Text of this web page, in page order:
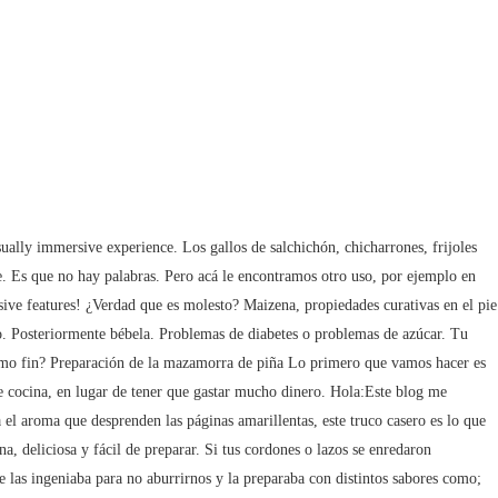
Si estuviste expuesto demasiado tiempo al sol, el almidón de maíz te ayudará a aliviar el ardor de la quemadura. Yo no siento que a la gastronomía de Costa Rica le haga falta sabor, lo que sí siento es que le hace falta mucha divulgación. Diluye una cucharada en medio litro de agua para obtener un almidón casero. Sirve con un poquito de canela molida encima si lo deseas. Utiliza Glovo y recibirás tu pedido en casa de forma fácil y rápida. Comparar. Hay estudios que dicen que nació en Zarcero y otros que nació en San Carlos, pero bueno de Alajuela para el mundo: el Queso Palmito. Se hacen galletas, cajetas, empanadas, panes, miel. . Los campos obligatorios están marcados con *. Nota: para una persona menor de edad se recomienda la misma cantidad de refresco pero con una cucharada de maizena. El objetivo es conseguir una capa suave pero generosa por toda la carne. A veces los viejos objetos de plata se ven avejentados. Como sacar el aire de la espalda con un cigarro. Mucha gente viajará aprovechando el feriado largo. El ingrediente principal de la mazamorra es el maíz, acompañada de leche y azúcar o panela, cada uno de estos ingredientes aporta propiedades beneficiosas para el desarrollo de nuestro organismo, eso sí, se debe consumir con moderación ya que es un alimento bastante dulce y el consumo excesivo de este puede ocasionar efectos adversos. A mi me gusta cocinar y me encantan las cremitas yo perdi mi receta gracias al fin encontre aki, QUEDO BRUTAL MIS HIJOS Y MI SOBRINA C LO COMIERON TODO ME DIJERON Q SABIA A FARINA PERO MEJOR. Los asados a la estaca son una de las cl, https://www.afreiresparragos.com/wp-content/uploads/2013/05/Cuchara1.jpg, Aprende cómo se procesan los datos de tus comentarios. 21. Mi madre la hacia con leche evaporada y yema de huevo. Solo necesitas arrojar un poco de maicena sobre la mancha y dejar reposar por 20 minutos. Agua de hamamelis para el cabello ¡Recupera su belleza en 10 días! La misma pasta sirve también para calmar la comezón ocasionada por las picaduras de insectos. Al cocer la harina, adquiere un sabor ligeramente tostado. Los de Lalo Mora en el mercado son , 9. Finalmente se guarda en frío en un recipiente hermético y limpio. Make a small donation by buying us coffee ($5) or help with server cost ($10), 0xfe58350B80634f60Fa6Dc149a72b4DFbc17D341E Por último, deja enfriar la mazamorra en un plato o dulcera especial. ©Bioguía 2023. Budín de pan, sin huevos y sin horno fácil. Las mazamorras son el dulce perfecto para compartir en la mañana o media tarde durante las épocas de bajas temperaturas. bonito dia, las resetas exelentes , gracias por su ayuda a los que no copiamos las resetas de nuestra madres nunca pensamos que no iban a faltar y que rico flan de queso que hacia mi mama se llevo la reseta al cielos , mami eras buena donde quieras que estes. La cremita quedo tan rica q mi nieta de 2 añitos se comio dos platos… y nosotros tambien nos encanto. Hay muchas opciones de adobo, pero la mayoría incluyen el uso de vinagre o zumo de limón. ¿Eres uno de ellos? El Melocotón al Vino es un postre de degustación qu